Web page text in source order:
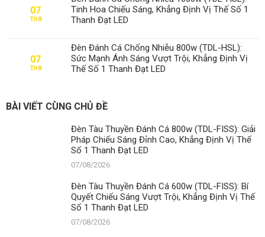
07
Th8
Tinh Hoa Chiếu Sáng, Khẳng Định Vị Thế Số 1
Thanh Đạt LED
07
Th8
Đèn Đánh Cá Chống Nhiễu 800w (TDL-HSL):
Sức Mạnh Ánh Sáng Vượt Trội, Khẳng Định Vị
Thế Số 1 Thanh Đạt LED
BÀI VIẾT CÙNG CHỦ ĐỀ
Đèn Tàu Thuyền Đánh Cá 800w (TDL-FISS): Giải
Pháp Chiếu Sáng Đỉnh Cao, Khẳng Định Vị Thế
Số 1 Thanh Đạt LED
07/08/2026
Đèn Tàu Thuyền Đánh Cá 600w (TDL-FISS): Bí
Quyết Chiếu Sáng Vượt Trội, Khẳng Định Vị Thế
Số 1 Thanh Đạt LED
07/08/2026